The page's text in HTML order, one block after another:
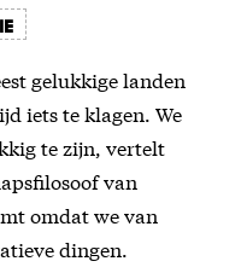
gelukkige landen
iets te klagen. We
te zijn, vertelt
van
omdat we van
dingen.